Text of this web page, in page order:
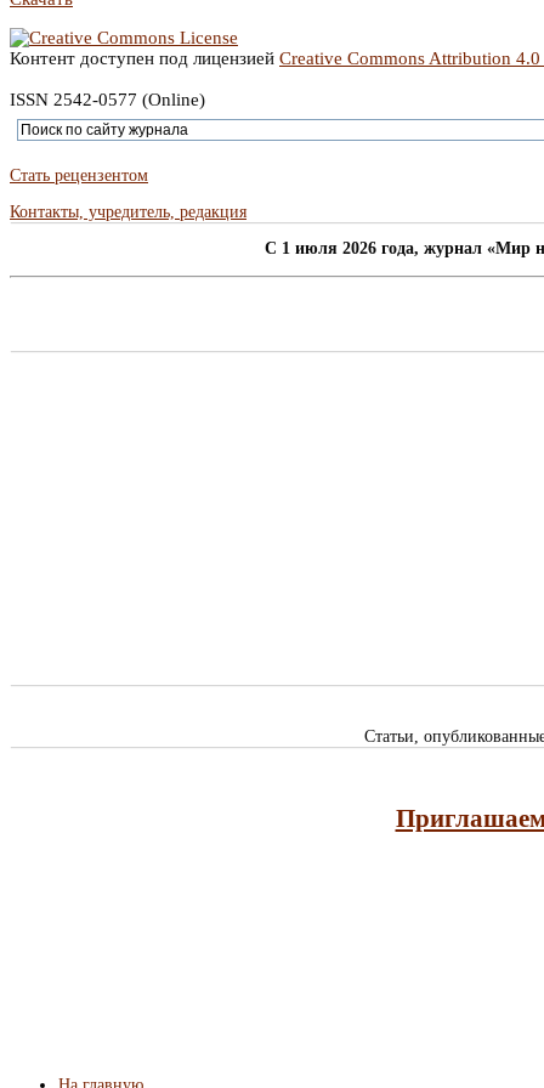
Контент доступен под лицензией Creative Commons Attribution 4.0
ISSN 2542-0577 (Online)
Стать рецензентом
Контакты, учредитель, редакция
C 1 июля 2026 года, журнал «Мир
Статьи,
Приглашаем